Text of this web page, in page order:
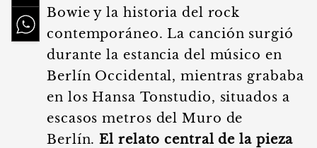
Bowie y la historia del rock
contemporáneo. La canción surgió
durante la estancia del músico en
Berlín Occidental, mientras grababa
en los Hansa Tonstudio, situados a
escasos metros del Muro de
Berlín.El relato central de la pieza